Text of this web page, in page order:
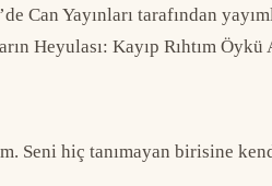
Can Yayınları tarafından
Heyulası: Kayıp Rıhtım
Seni hiç tanımayan birisine